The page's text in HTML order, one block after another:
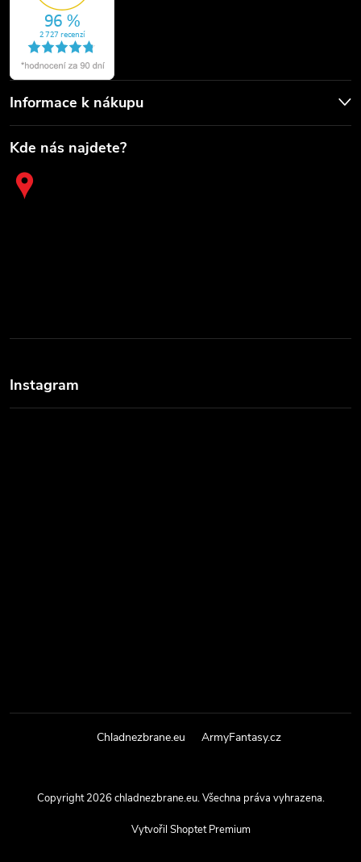
Informace k nákupu
Kde nás najdete?
Instagram
Chladnezbrane.eu ArmyFantasy.cz
Vytvořil Shoptet Premium
Copyright 2026chladnezbrane.eu. Všechna práva vyhrazena.